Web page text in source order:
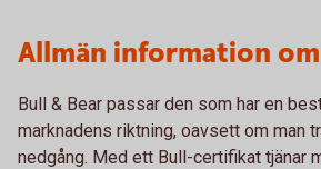
Allmän information
Bull & Bear passar den som har en
marknadens riktning, oavsett om man
nedgång. Med ett Bull-certifikat tjänar